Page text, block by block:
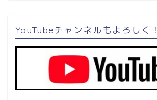
YouTubeチャンネルもよろしく！